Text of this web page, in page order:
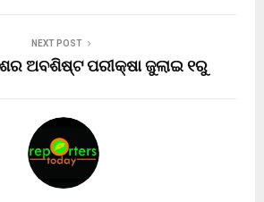
NEXT POST
ଅବଶିଷ୍ଟ ପରୀକ୍ଷା ଜୁଲାଇ ୧ରୁ